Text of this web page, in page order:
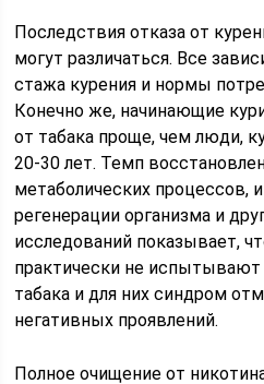
Последствия отказа от
могут различаться. Все
стажа курения и нормы
Конечно же, начинающие
от табака проще, чем люди,
20-30 лет. Темп
метаболических процессов,
регенерации организма и
исследований показывает,
практически не
табака и для них синдром
негативных проявлений.
Полное очищение от